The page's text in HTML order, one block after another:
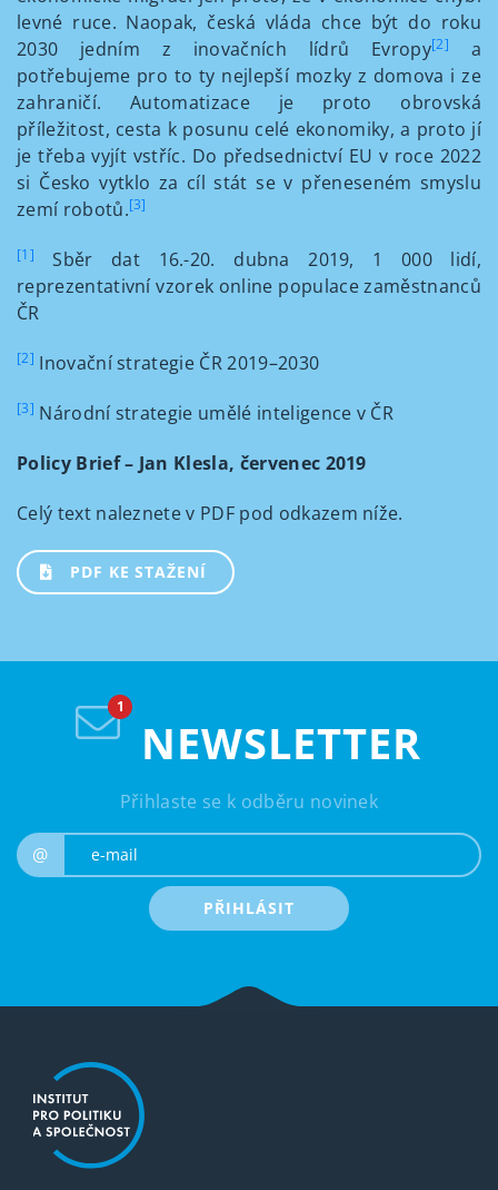
levné ruce. Naopak, česká vláda chce být do roku
2030 jedním z inovačních lídrů Evropy[2]
a
potřebujeme pro to ty nejlepší mozky z domova i ze
zahraničí. Automatizace je proto obrovská
příležitost, cesta k posunu celé ekonomiky, a proto jí
je třeba vyjít vstříc. Do předsednictví EU v roce 2022
si Česko vytklo za cíl stát se v přeneseném smyslu
zemí robotů.[3]
[1]
Sběr dat 16.-20. dubna 2019, 1 000 lidí,
reprezentativní vzorek online populace zaměstnanců
ČR
[2] Inovační strategie ČR 2019–2030
[3] Národní strategie umělé inteligence v ČR
Policy Brief – Jan Klesla, červenec 2019
Celý text naleznete v PDF pod odkazem níže.
PDF KE STAŽENÍ
NEWSLETTER
Přihlaste se k odběru novinek
@
PŘIHLÁSIT